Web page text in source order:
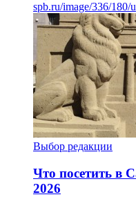
spb.ru/image/336/180/
Выбор редакции
Что посетить в
2026